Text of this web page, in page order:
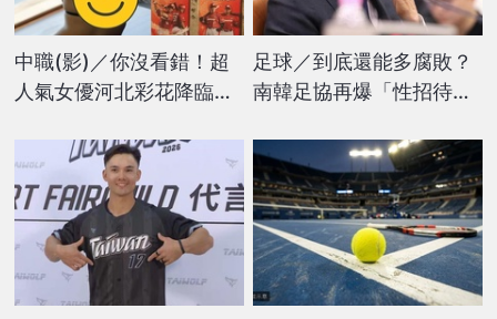
中職(影)／你沒看錯！超
人氣女優河北彩花降臨天
足球／到底還能多腐敗？
南韓足協再爆「性招待」
臉丟到國外去